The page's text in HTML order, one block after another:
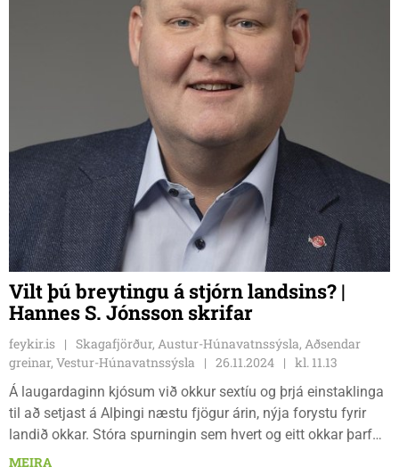
Vilt þú breytingu á stjórn landsins? |
Hannes S. Jónsson skrifar
feykir.is
Skagafjörður, Austur-Húnavatnssýsla, Aðsendar
greinar, Vestur-Húnavatnssýsla
26.11.2024
kl. 11.13
Á laugardaginn kjósum við okkur sextíu og þrjá einstaklinga
til að setjast á Alþingi næstu fjögur árin, nýja forystu fyrir
landið okkar. Stóra spurningin sem hvert og eitt okkar þarf
að spyrja sig að, viljum við breytingar við stjórn landsins eða
MEIRA